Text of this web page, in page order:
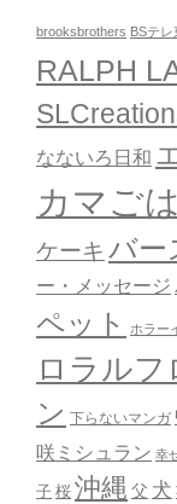
brooksbrothers BSテレ
RALPH
なないろ日和
カマご
ケーキ バー
ー・メッセージ
ペット ホラー
ロラルフ
ン 下らないマンガ
咲ミシュラン 幸
子 桜 沖縄 父 犬